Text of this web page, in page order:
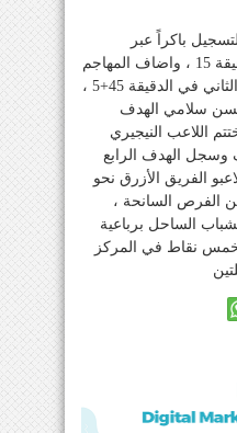
باكراً عبر
مهاجمه علي الفقيه في الدقيقة 15 ، واضاف المهاجم
النيجيري فيكتور اباتا الهدف الثاني في الدقيقة 45+5 ،
سلامي الهدف
55 ، ثم إختتم اللاعب النيجيري
وسجل الهدف الرابع
مال لاعبو الفريق الأزرق نحو
الفرص السانحة ،
الساحل برباعية
نقاط في المركز